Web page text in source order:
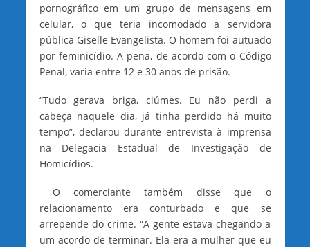
pornográfico em um grupo de mensagens em
celular, o que teria incomodado a servidora
pública Giselle Evangelista. O homem foi autuado
por feminicídio. A pena, de acordo com o Código
Penal, varia entre 12 e 30 anos de prisão.
“Tudo gerava briga, ciúmes. Eu não perdi a
cabeça naquele dia, já tinha perdido há muito
tempo”, declarou durante entrevista à imprensa
na Delegacia Estadual de Investigação de
Homicídios.
O comerciante também disse que o
relacionamento era conturbado e que se
arrepende do crime. “A gente estava chegando a
um acordo de terminar. Ela era a mulher que eu